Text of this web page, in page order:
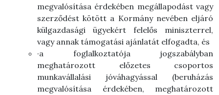
megvalósítása érdekében megállapodást vagy
szerződést kötött a Kormány nevében eljáró
külgazdasági ügyekért felelős miniszterrel,
vagy annak támogatási ajánlatát elfogadta, és
·a foglalkoztatója jogszabályban
meghatározott előzetes csoportos
munkavállalási jóváhagyással (beruházás
megvalósítása érdekében, meghatározott